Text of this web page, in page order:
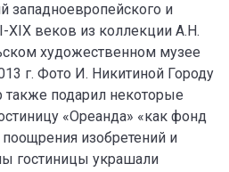
западноевропейского и
XIX веков из коллекции А.Н.
художественном музее
г. Фото И. Никитиной Городу
также подарил некоторые
«Ореанда» «как фонд
изобретений и
гостиницы украшали